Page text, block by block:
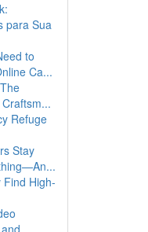
para Sua
to
Ca...
Refuge
Stay
Find High-